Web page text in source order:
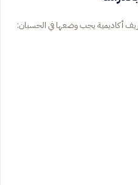
أكاديمية يجب وضعها في الحسبان: